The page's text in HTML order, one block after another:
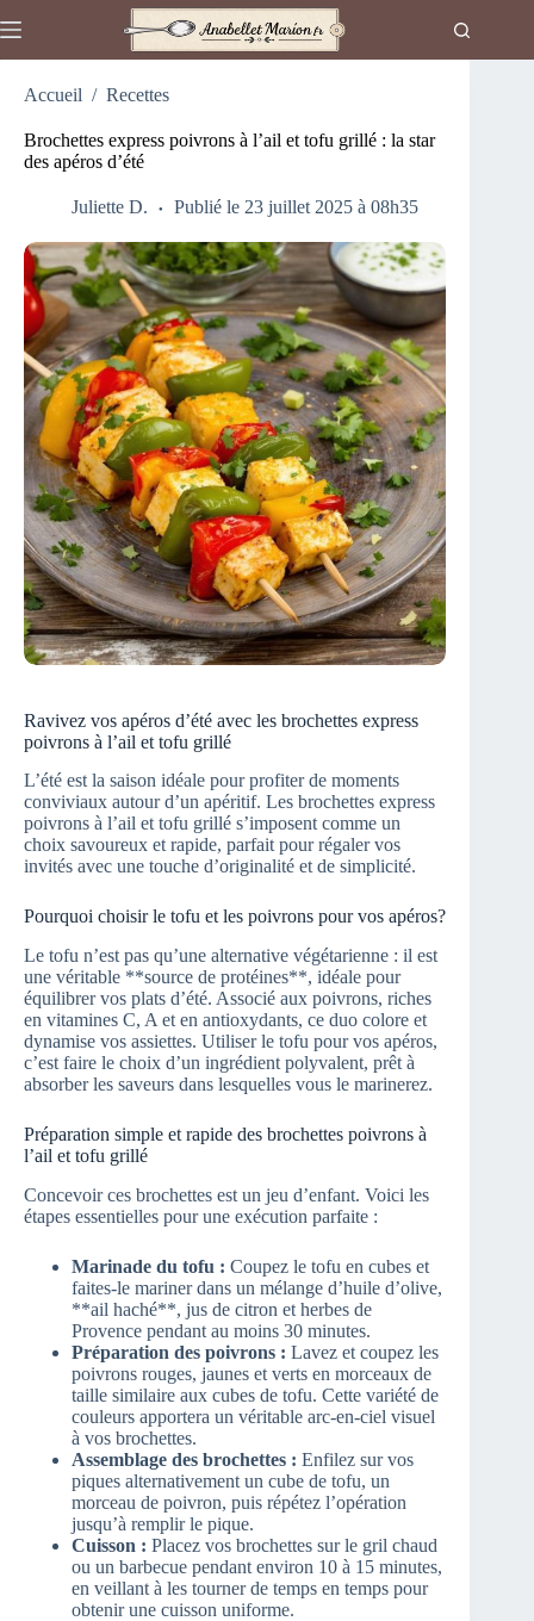
au
Accueil / Recettes
Brochettes express poivrons à l’ail et tofu grillé : la star
des apéros d’été
Juliette D. Publié le 23 juillet 2025 à 08h35
Ravivez vos apéros d’été avec les brochettes express
poivrons à l’ail et tofu grillé
L’été est la saison idéale pour profiter de moments
conviviaux autour d’un apéritif. Les brochettes express
poivrons à l’ail et tofu grillé s’imposent comme un
choix savoureux et rapide, parfait pour régaler vos
invités avec une touche d’originalité et de simplicité.
Pourquoi choisir le tofu et les poivrons pour vos apéros?
Le tofu n’est pas qu’une alternative végétarienne : il est
une véritable **source de protéines**, idéale pour
équilibrer vos plats d’été. Associé aux poivrons, riches
en vitamines C, A et en antioxydants, ce duo colore et
dynamise vos assiettes. Utiliser le tofu pour vos apéros,
c’est faire le choix d’un ingrédient polyvalent, prêt à
absorber les saveurs dans lesquelles vous le marinerez.
Préparation simple et rapide des brochettes poivrons à
l’ail et tofu grillé
Concevoir ces brochettes est un jeu d’enfant. Voici les
étapes essentielles pour une exécution parfaite :
Marinade du tofu : Coupez le tofu en cubes et
faites-le mariner dans un mélange d’huile d’olive,
**ail haché**, jus de citron et herbes de
Provence pendant au moins 30 minutes.
Préparation des poivrons : Lavez et coupez les
poivrons rouges, jaunes et verts en morceaux de
taille similaire aux cubes de tofu. Cette variété de
couleurs apportera un véritable arc-en-ciel visuel
à vos brochettes.
Assemblage des brochettes : Enfilez sur vos
piques alternativement un cube de tofu, un
morceau de poivron, puis répétez l’opération
jusqu’à remplir le pique.
Cuisson : Placez vos brochettes sur le gril chaud
ou un barbecue pendant environ 10 à 15 minutes,
en veillant à les tourner de temps en temps pour
obtenir une cuisson uniforme.